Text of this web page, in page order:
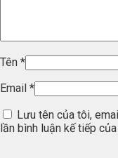
Tên *
Email *
Lưu tên của tôi,
lần bình luận kế tiếp